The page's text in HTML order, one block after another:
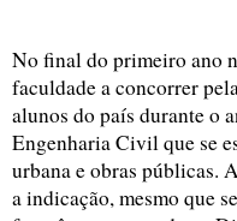
No final do primeiro ano
faculdade a concorrer
alunos do país durante o
Engenharia Civil que se
urbana e obras públicas.
a indicação, mesmo que